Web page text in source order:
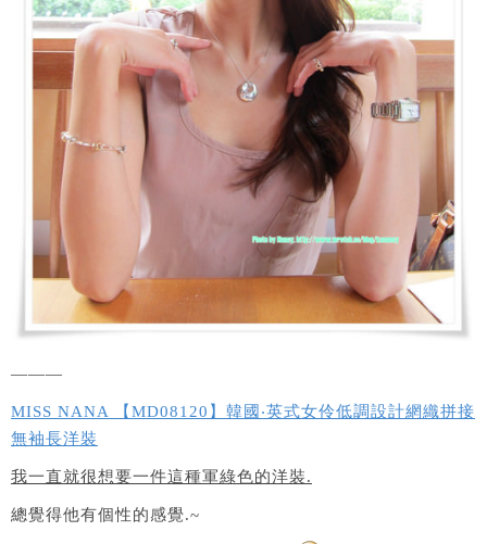
———
MISS NANA 【MD08120】韓國‧英式女伶低調設計網織拼接
無袖長洋裝
我一直就很想要一件這種軍綠色的洋裝.
總覺得他有個性的感覺.~